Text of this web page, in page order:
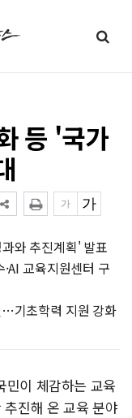
등 '국가
와 추진계획' 발표
교육지원센터 구
…기초학력 지원 강화
이 체감하는 교육
진해 온 교육 분야